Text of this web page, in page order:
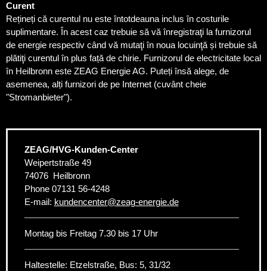
Curent
Rețineți că curentul nu este întotdeauna inclus în costurile
suplimentare. În acest caz trebuie să vă înregistraţi la furnizorul
de energie respectiv când vă mutaţi în noua locuinţă și trebuie să
plătiţi curentul în plus față de chirie. Furnizorul de electricitate local
în Heilbronn este ZEAG Energie AG. Puteți însă alege, de
asemenea, alți furnizori de pe Internet (cuvânt cheie
"Stromanbieter").
ZEAG/HVG-Kunden-Center
Weipertstraße 49
74076 Heilbronn
Phone 07131 56-4248
E-mail: kundencenter@zeag-energie.de
Montag bis Freitag 7.30 bis 17 Uhr
Haltestelle: Etzelstraße, Bus: 5, 31/32